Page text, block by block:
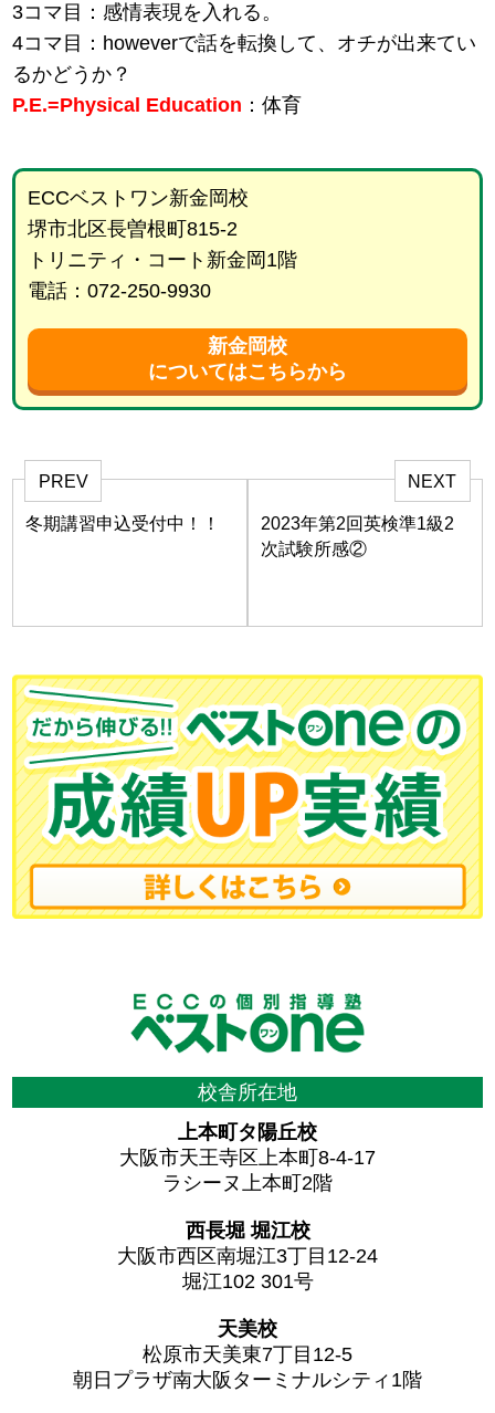
3コマ目：感情表現を入れる。
4コマ目：howeverで話を転換して、オチが出来てい
るかどうか？
P.E.=Physical Education ：体育
ECCベストワン新金岡校
堺市北区長曽根町815-2
トリニティ・コート新金岡1階
電話：072-250-9930
新金岡校
についてはこちらから
PREV
冬期講習申込受付中！！
NEXT
2023年第2回英検準1級2
次試験所感②
校舎所在地
上本町タ陽丘校
大阪市天王寺区上本町8-4-17
ラシーヌ上本町2階
西長堀 堀江校
大阪市西区南堀江3丁目12-24
堀江102 301号
天美校
松原市天美東7丁目12-5
朝日プラザ南大阪ターミナルシティ1階